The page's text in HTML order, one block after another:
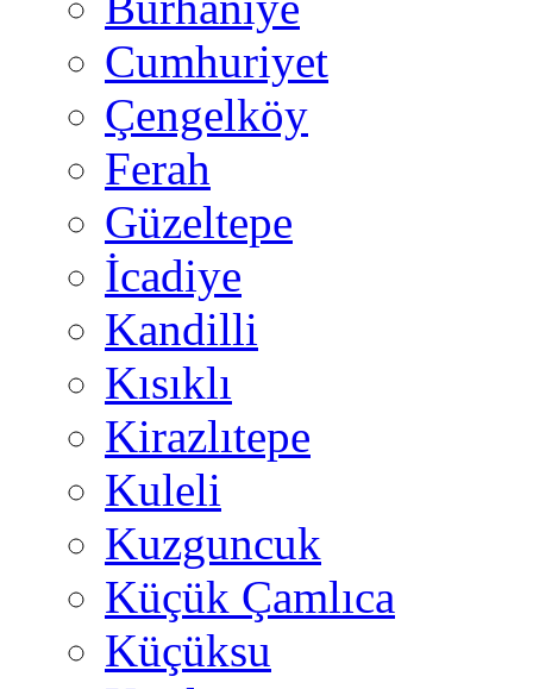
Cumhuriyet
Çengelköy
Ferah
Güzeltepe
İcadiye
Kandilli
Kısıklı
Kirazlıtepe
Kuleli
Kuzguncuk
Küçük Çamlıca
Küçüksu